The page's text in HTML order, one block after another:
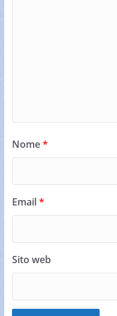
Nome*
Email*
Sito web